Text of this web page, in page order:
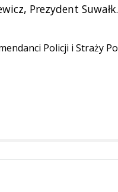
Prezydent Suwałk.
Policji i Straży